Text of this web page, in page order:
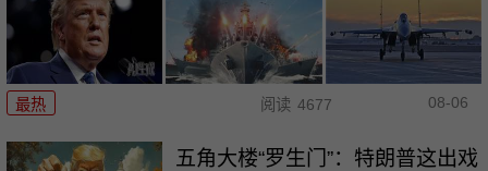
最热 阅读 4677 08-06
五角大楼“罗生门”：特朗普这出戏